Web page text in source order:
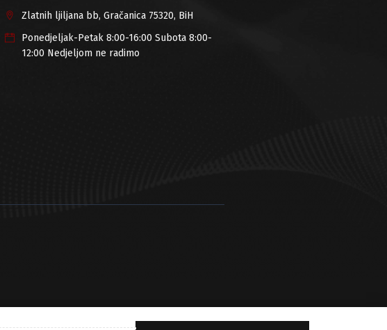
Zlatnih ljiljana bb, Gračanica 75320, BiH
Ponedjeljak-Petak 8:00-16:00 Subota 8:00-
12:00 Nedjeljom ne radimo